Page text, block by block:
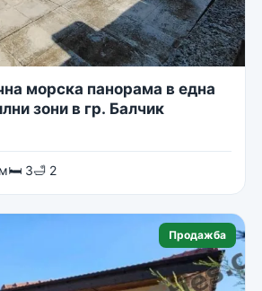
морска панорама в една
зони в гр. Балчик
🛏 3🛁 2
Продажба